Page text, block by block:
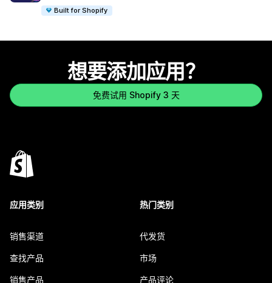
Built for Shopify
想要添加应用？
免费试用 Shopify 3 天
应用类别
销售渠道
查找产品
销售产品
热门类别
代发货
市场
产品评论